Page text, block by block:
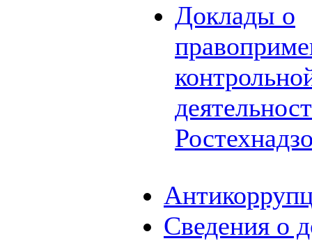
Доклады о
Сведения о